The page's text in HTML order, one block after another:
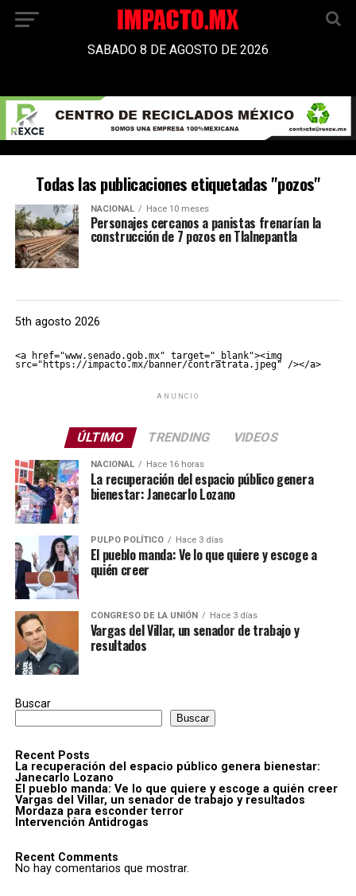
SABADO 8 DE AGOSTO DE 2026
Todas las publicaciones etiquetadas "pozos"
NACIONAL Hace 10 meses
Personajes cercanos a panistas frenarían la
construcción de 7 pozos en Tlalnepantla
5th agosto 2026
<a href="www.senado.gob.mx" target="_blank"><img
src="https://impacto.mx/banner/contratrata.jpeg" /></a>
ANUNCIO
ÚLTIMO TRENDING VIDEOS
NACIONAL Hace 16 horas
La recuperación del espacio público genera
bienestar: Janecarlo Lozano
PULPO POLÍTICO Hace 3 días
El pueblo manda: Ve lo que quiere y escoge a
quién creer
CONGRESO DE LA UNIÓN Hace 3 días
Vargas del Villar, un senador de trabajo y
resultados
Buscar
Buscar
Recent Posts
La recuperación del espacio público genera bienestar:
Janecarlo Lozano
El pueblo manda: Ve lo que quiere y escoge a quién creer
Vargas del Villar, un senador de trabajo y resultados
Mordaza para esconder terror
Intervención Antidrogas
Recent Comments
No hay comentarios que mostrar.